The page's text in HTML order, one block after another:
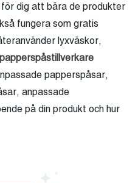
dig att bära de produkter
fungera som gratis
lyxväskor,
papperspåstillverkare
papperspåsar,
anpassade
på din produkt och hur